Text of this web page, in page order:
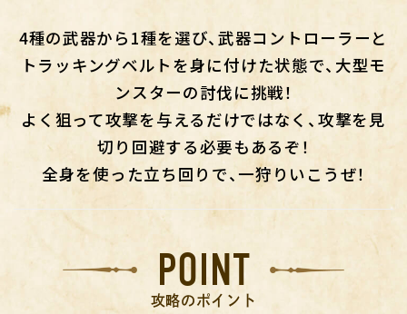
4種の武器から1種を選び、武器コントローラーと
トラッキングベルトを身に付けた状態で、大型モ
ンスターの討伐に挑戦！
よく狙って攻撃を与えるだけではなく、攻撃を見
切り回避する必要もあるぞ！
全身を使った立ち回りで、一狩りいこうぜ！
POINT
攻略のポイント